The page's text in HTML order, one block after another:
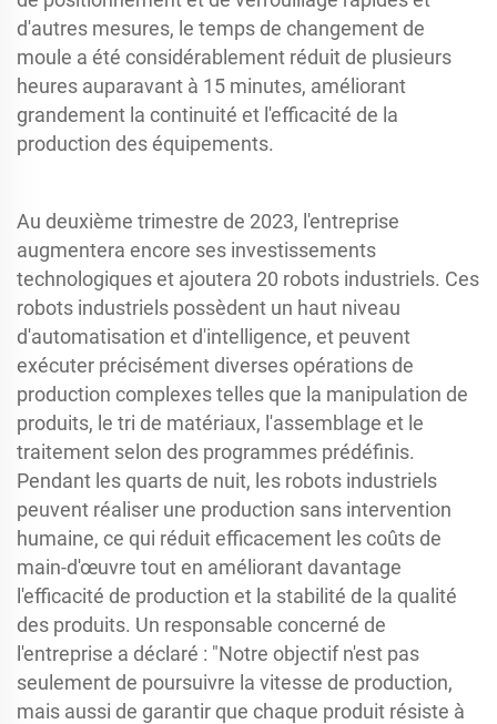
d'autres mesures, le temps de changement de
moule a été considérablement réduit de plusieurs
heures auparavant à 15 minutes, améliorant
grandement la continuité et l'efficacité de la
production des équipements.
Au deuxième trimestre de 2023, l'entreprise
augmentera encore ses investissements
technologiques et ajoutera 20 robots industriels. Ces
robots industriels possèdent un haut niveau
d'automatisation et d'intelligence, et peuvent
exécuter précisément diverses opérations de
production complexes telles que la manipulation de
produits, le tri de matériaux, l'assemblage et le
traitement selon des programmes prédéfinis.
Pendant les quarts de nuit, les robots industriels
peuvent réaliser une production sans intervention
humaine, ce qui réduit efficacement les coûts de
main-d'œuvre tout en améliorant davantage
l'efficacité de production et la stabilité de la qualité
des produits. Un responsable concerné de
l'entreprise a déclaré : "Notre objectif n'est pas
seulement de poursuivre la vitesse de production,
mais aussi de garantir que chaque produit résiste à